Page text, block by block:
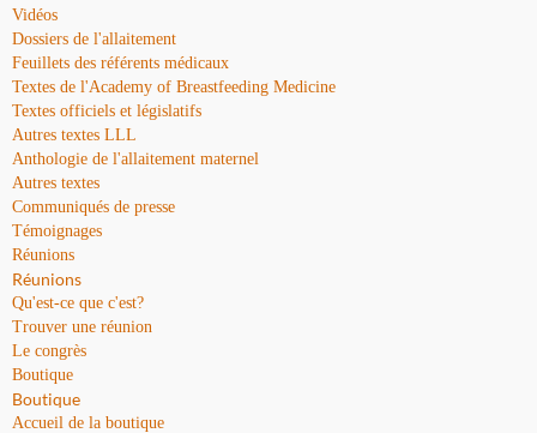
Vidéos
Dossiers de l'allaitement
Feuillets des référents médicaux
Textes de l'Academy of Breastfeeding Medicine
Textes officiels et législatifs
Autres textes LLL
Anthologie de l'allaitement maternel
Autres textes
Communiqués de presse
Témoignages
Réunions
Réunions
Qu'est-ce que c'est?
Trouver une réunion
Le congrès
Boutique
Boutique
Accueil de la boutique